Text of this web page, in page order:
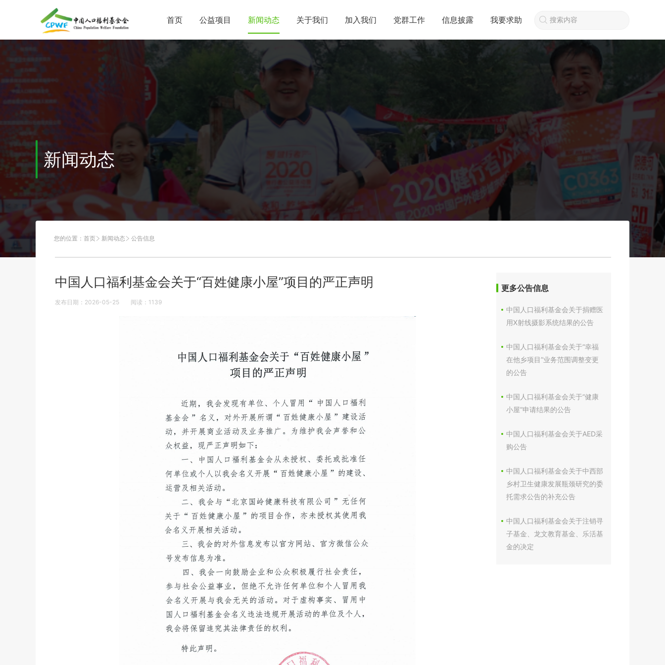
首页 公益项目 新闻动态 关于我们 加入我们 党群工作 信息披露 我要求助
新闻动态
您的位置： 首页 新闻动态 公告信息
中国人口福利基金会关于“百姓健康小屋”项目的严正声明
发布日期：2026-05-25 阅读： 1139
更多公告信息
中国人口福利基金会关于捐赠医
用X射线摄影系统结果的公告
中国人口福利基金会关于“幸福
在他乡项目”业务范围调整变更
的公告
中国人口福利基金会关于“健康
小屋”申请结果的公告
中国人口福利基金会关于AED采
购公告
中国人口福利基金会关于中西部
乡村卫生健康发展瓶颈研究的委
托需求公告的补充公告
中国人口福利基金会关于注销寻
子基金、龙文教育基金、乐活基
金的决定